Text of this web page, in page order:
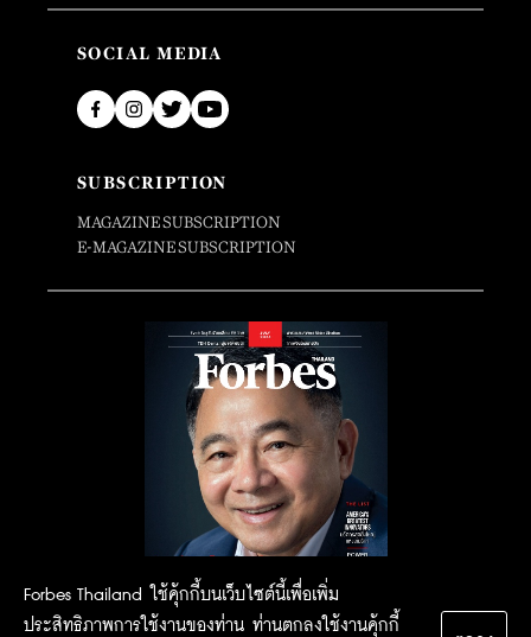
Forbes Thailand ใช้คุ้กกี้บนเว็บไซต์นี้เพื่อเพิ่ม
ประสิทธิภาพการใช้งานของท่าน ท่านตกลงใช้งานคุ้กกี้
SOCIAL MEDIA
SUBSCRIPTION
MAGAZINE SUBSCRIPTION
E-MAGAZINE SUBSCRIPTION